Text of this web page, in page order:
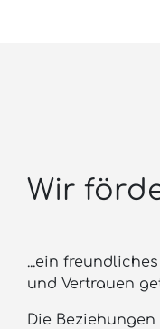
Wir
...ein
und Vertrauen
Die